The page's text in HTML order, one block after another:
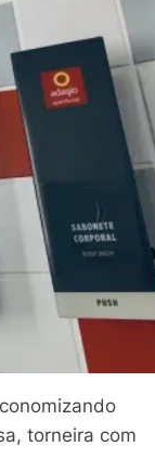
torneira com